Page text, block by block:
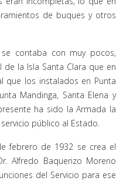
de buques y otros
contaba con muy pocos,
la Isla Santa Clara que en
que los instalados en Punta
Mandinga, Santa Elena y
ha sido la Armada la
público al Estado.
febrero de 1932 se crea el
Alfredo Baquerizo Moreno
del Servicio para ese